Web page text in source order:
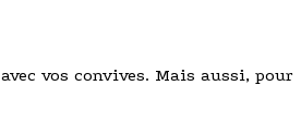
avec vos convives. Mais aussi, pour